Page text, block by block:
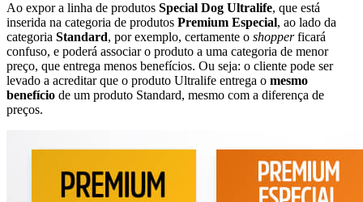
Ao expor a linha de produtos Special Dog Ultralife, que está
inserida na categoria de produtos Premium Especial, ao lado da
categoria Standard, por exemplo, certamente o shopperficará
confuso, e poderá associar o produto a uma categoria de menor
preço, que entrega menos benefícios. Ou seja: o cliente pode ser
levado a acreditar que o produto Ultralife entrega o mesmo
benefício de um produto Standard, mesmo com a diferença de
preços.